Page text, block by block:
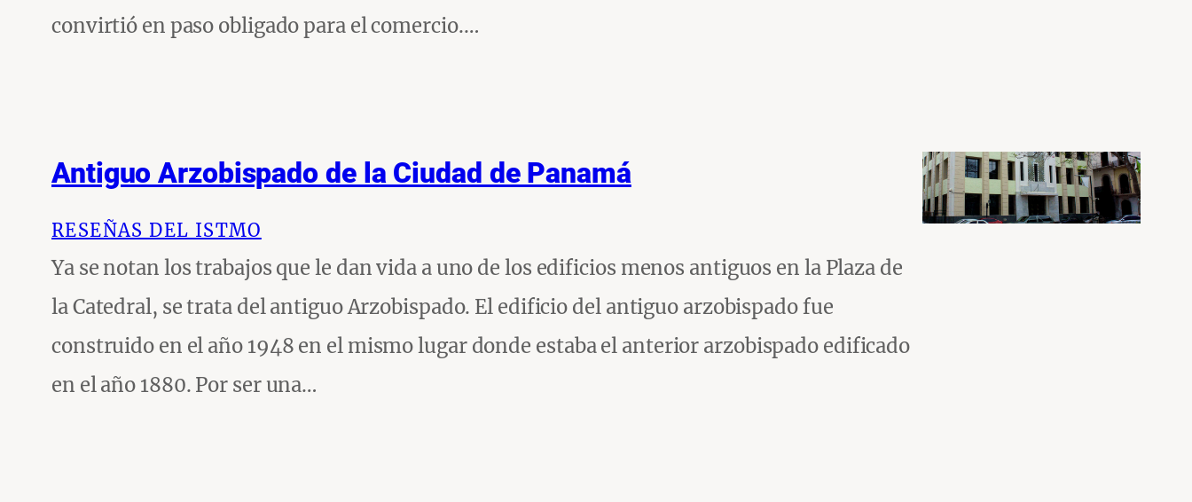
convirtió en paso obligado para el comercio.…
Antiguo Arzobispado de la Ciudad de Panamá
RESEÑAS DEL ISTMO
Ya se notan los trabajos que le dan vida a uno de los edificios menos antiguos en la Plaza de
la Catedral, se trata del antiguo Arzobispado. El edificio del antiguo arzobispado fue
construido en el año 1948 en el mismo lugar donde estaba el anterior arzobispado edificado
en el año 1880. Por ser una…